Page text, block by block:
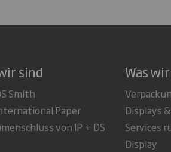
sind
Smith
Paper
von IP + DS
Was
Displays
Services
Display